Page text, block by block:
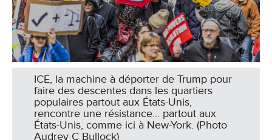
ICE, la machine à déporter de Trump pour
faire des descentes dans les quartiers
populaires partout aux États-Unis,
rencontre une résistance… partout aux
États-Unis, comme ici à New-York. (Photo
Audrey C Bullock)